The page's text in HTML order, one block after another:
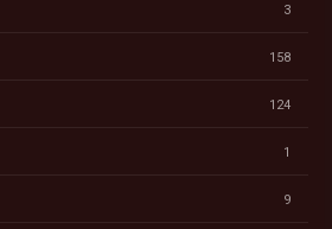
3
158
124
1
9